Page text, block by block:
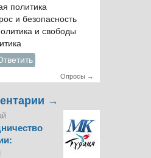
политика
и безопасность
и свободы
Опросы →
→